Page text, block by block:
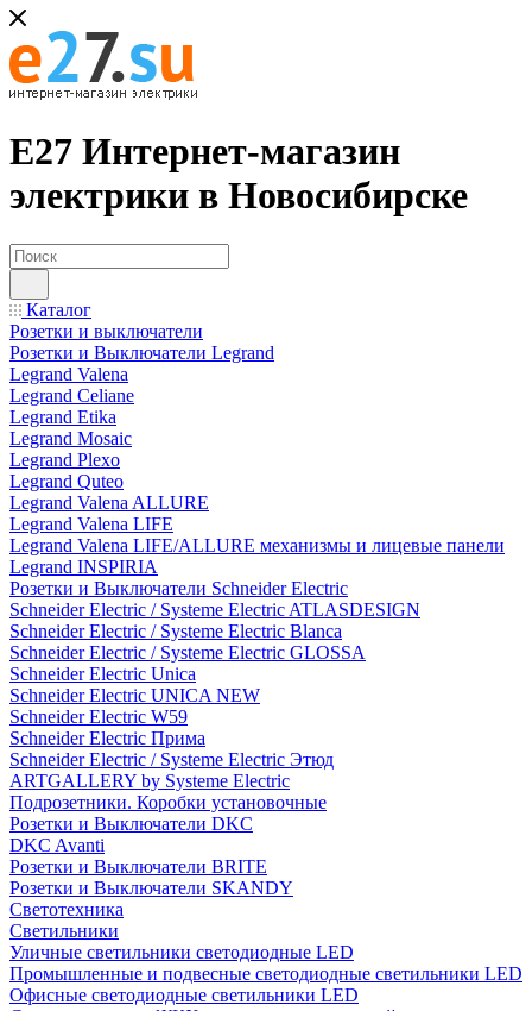
Е27 Интернет-магазин
электрики в Новосибирске
Каталог
Розетки и выключатели
Розетки и Выключатели Legrand
Legrand Valena
Legrand Celiane
Legrand Etika
Legrand Mosaic
Legrand Plexo
Legrand Quteo
Legrand Valena ALLURE
Legrand Valena LIFE
Legrand Valena LIFE/ALLURE механизмы и лицевые панели
Legrand INSPIRIA
Розетки и Выключатели Schneider Electric
Schneider Electric / Systeme Electric ATLASDESIGN
Schneider Electric / Systeme Electric Blanca
Schneider Electric / Systeme Electric GLOSSA
Schneider Electric Unica
Schneider Electric UNICA NEW
Schneider Electric W59
Schneider Electric Прима
Schneider Electric / Systeme Electric Этюд
ARTGALLERY by Systeme Electric
Подрозетники. Коробки установочные
Розетки и Выключатели DKC
DKC Avanti
Розетки и Выключатели BRITE
Розетки и Выключатели SKANDY
Светотехника
Светильники
Уличные светильники светодиодные LED
Промышленные и подвесные светодиодные светильники LED
Офисные светодиодные светильники LED